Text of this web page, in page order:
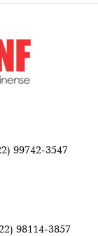
99742-3547
98114-3857